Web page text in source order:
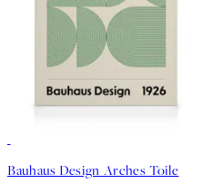
Bauhaus Design Arches Toile